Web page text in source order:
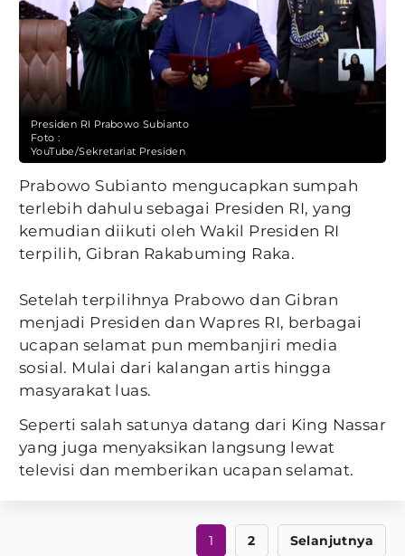
Presiden RI Prabowo Subianto
Foto :
YouTube/Sekretariat Presiden
Prabowo Subianto mengucapkan sumpah
terlebih dahulu sebagai Presiden RI, yang
kemudian diikuti oleh Wakil Presiden RI
terpilih, Gibran Rakabuming Raka.
Setelah terpilihnya Prabowo dan Gibran
menjadi Presiden dan Wapres RI, berbagai
ucapan selamat pun membanjiri media
sosial. Mulai dari kalangan artis hingga
masyarakat luas.
Seperti salah satunya datang dari King Nassar
yang juga menyaksikan langsung lewat
televisi dan memberikan ucapan selamat.
1 2 Selanjutnya